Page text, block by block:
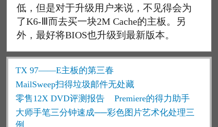
低，但是对于升级用户来说，不见得会为
了K6-Ⅲ而去买一块2M Cache的主板。另
外，最好将BIOS也升级到最新版本。
TX 97——E主板的第三春
MailSweep扫得垃圾邮件无处藏
零售12X DVD评测报告
Premiere的得力助手
大师手笔三分钟速成──彩色图片艺术化处理三
例